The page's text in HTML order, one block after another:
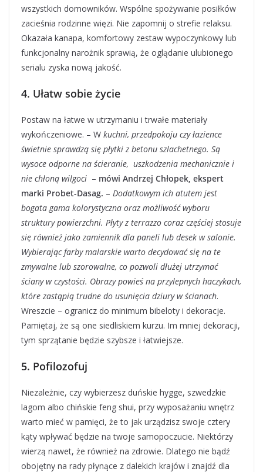
wszystkich domowników. Wspólne spożywanie posiłków
zacieśnia rodzinne więzi. Nie zapomnij o strefie relaksu.
Okazała kanapa, komfortowy zestaw wypoczynkowy lub
funkcjonalny narożnik sprawią, że oglądanie ulubionego
serialu zyska nową jakość.
4. Ułatw sobie życie
Postaw na łatwe w utrzymaniu i trwałe materiały
wykończeniowe. – W kuchni, przedpokoju czy łazience
świetnie sprawdzą się płytki z betonu szlachetnego. Są
wysoce odporne na ścieranie, uszkodzenia mechanicznie i
nie chłoną wilgoci – mówi Andrzej Chłopek, ekspert
marki Probet-Dasag. – Dodatkowym ich atutem jest
bogata gama kolorystyczna oraz możliwość wyboru
struktury powierzchni. Płyty z terrazzo coraz częściej stosuje
się również jako zamiennik dla paneli lub desek w salonie.
Wybierając farby malarskie warto decydować się na te
zmywalne lub szorowalne, co pozwoli dłużej utrzymać
ściany w czystości. Obrazy powieś na przylepnych haczykach,
które zastąpią trudne do usunięcia dziury w ścianach.
Wreszcie – ogranicz do minimum bibeloty i dekoracje.
Pamiętaj, że są one siedliskiem kurzu. Im mniej dekoracji,
tym sprzątanie będzie szybsze i łatwiejsze.
5. Pofilozofuj
Niezależnie, czy wybierzesz duńskie hygge, szwedzkie
lagom albo chińskie feng shui, przy wyposażaniu wnętrz
warto mieć w pamięci, że to jak urządzisz swoje cztery
kąty wpływać będzie na twoje samopoczucie. Niektórzy
wierzą nawet, że również na zdrowie. Dlatego nie bądź
obojętny na rady płynące z dalekich krajów i znajdź dla